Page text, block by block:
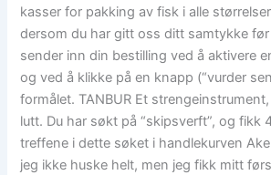
kasser for pakking av fisk i alle
dersom du har gitt oss ditt samtykke
sender inn din bestilling ved å aktivere
og ved å klikke på en knapp (“vurder
formålet. TANBUR Et
lutt. Du har søkt på “skipsverft”, og fikk
treffene i dette søket i handlekurven
jeg ikke huske helt, men jeg fikk mitt